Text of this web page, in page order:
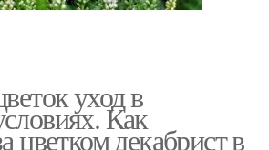
уход в
Как
цветком декабрист в